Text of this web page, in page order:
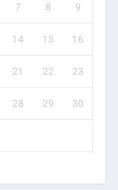
7 8 9
14 15 16
21 22 23
28 29 30